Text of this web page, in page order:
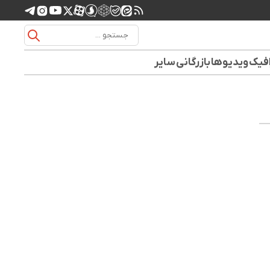
ویدیوهابازرگانیسایر